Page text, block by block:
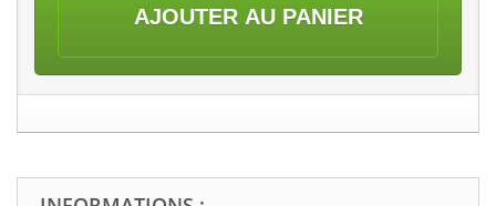
AJOUTER AU PANIER